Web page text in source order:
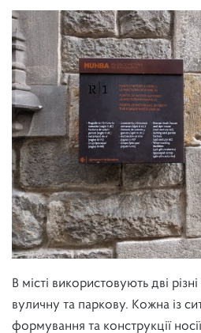
В місті використовують дві різні
вуличну та паркову. Кожна із
формування та конструкції